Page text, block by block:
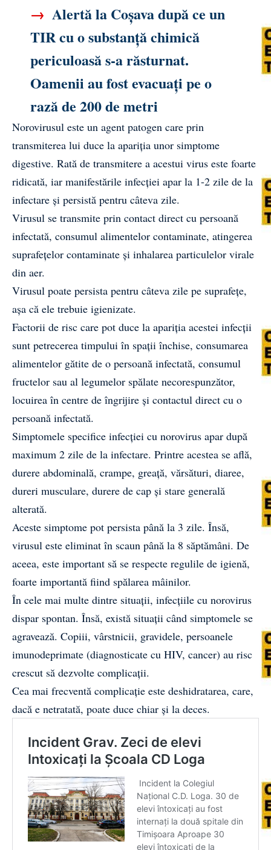
→ Alertă la Coșava după ce un
TIR cu o substanță chimică
periculoasă s-a răsturnat.
Oamenii au fost evacuați pe o
rază de 200 de metri
Norovirusul este un agent patogen care prin
transmiterea lui duce la apariția unor simptome
digestive. Rată de transmitere a acestui virus este foarte
ridicată, iar manifestările infecției apar la 1-2 zile de la
infectare și persistă pentru câteva zile.
Virusul se transmite prin contact direct cu persoană
infectată, consumul alimentelor contaminate, atingerea
suprafețelor contaminate și inhalarea particulelor virale
din aer.
Virusul poate persista pentru câteva zile pe suprafețe,
așa că ele trebuie igienizate.
Factorii de risc care pot duce la apariția acestei infecții
sunt petrecerea timpului în spații închise, consumarea
alimentelor gătite de o persoană infectată, consumul
fructelor sau al legumelor spălate necorespunzător,
locuirea în centre de îngrijire și contactul direct cu o
persoană infectată.
Simptomele specifice infecției cu norovirus apar după
maximum 2 zile de la infectare. Printre acestea se află,
durere abdominală, crampe, greață, vărsături, diaree,
dureri musculare, durere de cap și stare generală
alterată.
Aceste simptome pot persista până la 3 zile. Însă,
virusul este eliminat în scaun până la 8 săptămâni. De
aceea, este important să se respecte regulile de igienă,
foarte importantă fiind spălarea mâinilor.
În cele mai multe dintre situații, infecțiile cu norovirus
dispar spontan. Însă, există situații când simptomele se
agravează. Copiii, vârstnicii, gravidele, persoanele
imunodeprimate (diagnosticate cu HIV, cancer) au risc
crescut să dezvolte complicații.
Cea mai frecventă complicație este deshidratarea, care,
dacă e netratată, poate duce chiar și la deces.